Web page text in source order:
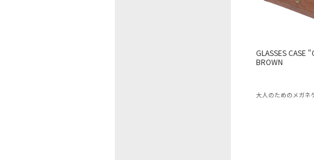
GLASSES CASE
BROWN
大人のためのメガネ